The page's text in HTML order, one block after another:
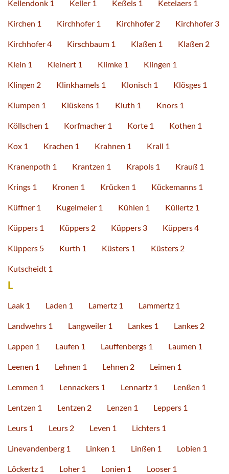
Kellendonk 1 Keller 1 Keßels 1 Ketelaers 1
Kirchen 1 Kirchhofer 1 Kirchhofer 2 Kirchhofer 3
Kirchhofer 4 Kirschbaum 1 Klaßen 1 Klaßen 2
Klein 1 Kleinert 1 Klimke 1 Klingen 1
Klingen 2 Klinkhamels 1 Klonisch 1 Klösges 1
Klumpen 1 Klüskens 1 Kluth 1 Knors 1
Köllschen 1 Korfmacher 1 Korte 1 Kothen 1
Kox 1 Krachen 1 Krahnen 1 Krall 1
Kranenpoth 1 Krantzen 1 Krapols 1 Krauß 1
Krings 1 Kronen 1 Krücken 1 Kückemanns 1
Küffner 1 Kugelmeier 1 Kühlen 1 Küllertz 1
Küppers 1 Küppers 2 Küppers 3 Küppers 4
Küppers 5 Kurth 1 Küsters 1 Küsters 2
Kutscheidt 1
L
Laak 1 Laden 1 Lamertz 1 Lammertz 1
Landwehrs 1 Langweiler 1 Lankes 1 Lankes 2
Lappen 1 Laufen 1 Lauffenbergs 1 Laumen 1
Leenen 1 Lehnen 1 Lehnen 2 Leimen 1
Lemmen 1 Lennackers 1 Lennartz 1 Lenßen 1
Lentzen 1 Lentzen 2 Lenzen 1 Leppers 1
Leurs 1 Leurs 2 Leven 1 Lichters 1
Linevandenberg 1 Linken 1 Linßen 1 Lobien 1
Löckertz 1 Loher 1 Lonien 1 Looser 1